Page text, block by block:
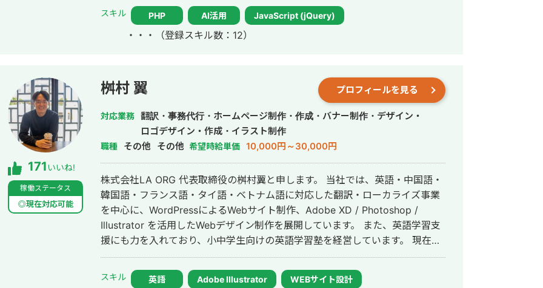
ービスである年収スカウトなど数十のサービスを1人でサクっと開発。近年は
ChatGPTを用いたチャットボットやパワポスライド自動生成システム等、AIを
活用したシステムも多数開発している。 チームを組んで複数人で開発すると品
る。開発速度も早く、品質の良いサービスを最速かつ他より安い価格で開発で
きる。 得意領域はAI開発・Web開発・スマホアプリ・社内システムなどITシス
テム全般の開発。 インタビュー記事はこちら
スキル PHP AI活用 JavaScript (jQuery)
・・・ （登録スキル数：12）
171いいね!
稼働ステータス
◎現在対応可能
桝村 翼 プロフィールを見る
対応業務 翻訳・事務代行・ホームページ制作・作成・バナー制作・デザイン・
ロゴデザイン・作成・イラスト制作
職種 その他 その他 希望時給単価 10,000円～30,000円
株式会社LA ORG 代表取締役の桝村翼と申します。 当社では、英語・中国語・
韓国語・フランス語・タイ語・ベトナム語に対応した翻訳・ローカライズ事業
を中心に、WordPressによるWebサイト制作、Adobe XD / Photoshop /
Illustrator を活用したWebデザイン制作を展開しています。 また、英語学習支
援にも力を入れており、小中学生向けの英語学習塾を経営しています。 現在
は、世界シェア第4位のグローバル製薬メーカー日本法人様をはじめ、プライ
ム市場上場企業グループ会社様、NASDAQ上場を控えるベンチャー企業様な
スキル 英語 Adobe Illustrator WEBサイト設計